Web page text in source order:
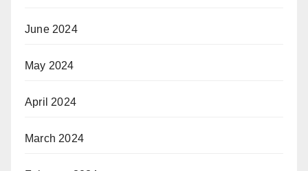
June 2024
May 2024
April 2024
March 2024